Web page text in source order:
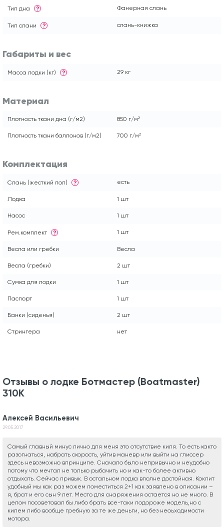
Тип дна ? Фанерная слань
Тип слани ? слань-книжка
Габариты и вес
Масса лодки (кг) ? 29 кг
Материал
Плотность ткани дна (г/м2) 850 г/м²
Плотность ткани баллонов (г/м2) 700 г/м²
Комплектация
Слань (жесткий пол) ? есть
Лодка 1 шт
Насос 1 шт
Рем.комплект ? 1 шт
Весла или гребки Весла
Весла (гребки) 2 шт
Сумка для лодки 1 шт
Паспорт 1 шт
Банки (сиденья) 2 шт
Стрингера нет
Отзывы о лодке Ботмастер (Boatmaster)
310K
Алексей Васильевич
29.05.2017
Самый главный минус лично для меня это отсутствие киля. То есть както
разогнаться, набрать скорость, уйтив маневр или выйти на глиссер
здесь невозможно впринципе. Сначало было непривычно и неудобно
потому что мечтал не только рыбачить но и как-то более активно
отдыхать. Сейчас привык. В остальном лодка вполне достойная. Кокпит
удобный мы как раз можем поместиться 2+1 как заявлено в описании –
я, брат и его сын 9 лет. Место для снаряжения остается но не много. В
целом посоветовал бы либо брать все-таки подороже модель,но с
килем либо вообще гребную за те же деньги, но без неоьходимости
мотора.